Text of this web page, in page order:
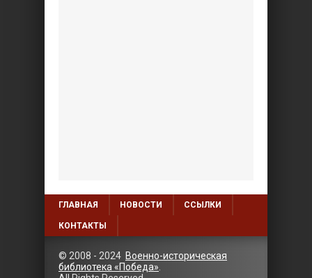
ГЛАВНАЯ НОВОСТИ ССЫЛКИ
КОНТАКТЫ
© 2008 - 2024 Военно-историческая
библиотека «Победа»